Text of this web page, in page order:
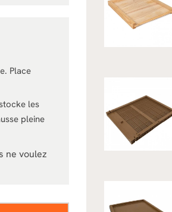
Place
les
pleine
ne voulez